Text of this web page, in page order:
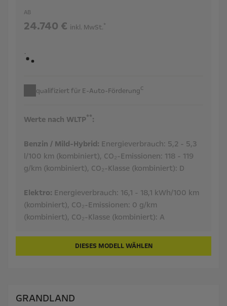
AB
24.740 € inkl. MwSt.*
qualifiziert für E-Auto-Förderungc
Werte nach WLTP**:
Benzin / Mild-Hybrid: Energieverbrauch: 5,2 - 5,3
l/100 km (kombiniert), CO₂-Emissionen: 118 - 119
g/km (kombiniert), CO₂-Klasse (kombiniert): D
Elektro: Energieverbrauch: 16,1 - 18,1 kWh/100 km
(kombiniert), CO₂-Emissionen: 0 g/km
(kombiniert), CO₂-Klasse (kombiniert): A
DIESES MODELL WÄHLEN
GRANDLAND